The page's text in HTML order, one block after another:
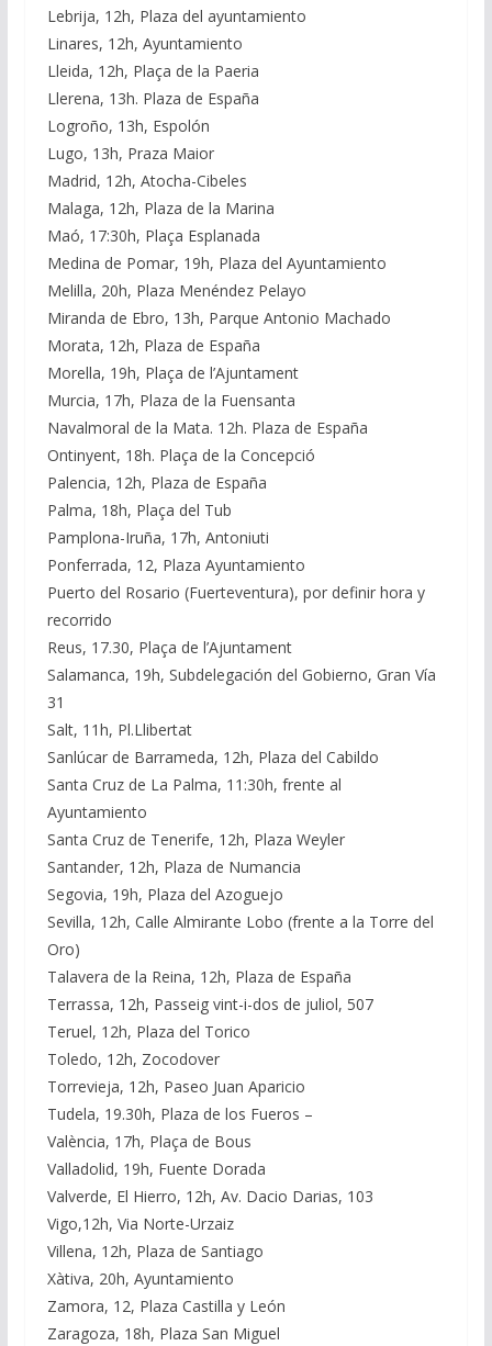
Lebrija, 12h, Plaza del ayuntamiento
Linares, 12h, Ayuntamiento
Lleida, 12h, Plaça de la Paeria
Llerena, 13h. Plaza de España
Logroño, 13h, Espolón
Lugo, 13h, Praza Maior
Madrid, 12h, Atocha-Cibeles
Malaga, 12h, Plaza de la Marina
Maó, 17:30h, Plaça Esplanada
Medina de Pomar, 19h, Plaza del Ayuntamiento
Melilla, 20h, Plaza Menéndez Pelayo
Miranda de Ebro, 13h, Parque Antonio Machado
Morata, 12h, Plaza de España
Morella, 19h, Plaça de l’Ajuntament
Murcia, 17h, Plaza de la Fuensanta
Navalmoral de la Mata. 12h. Plaza de España
Ontinyent, 18h. Plaça de la Concepció
Palencia, 12h, Plaza de España
Palma, 18h, Plaça del Tub
Pamplona-Iruña, 17h, Antoniuti
Ponferrada, 12, Plaza Ayuntamiento
Puerto del Rosario (Fuerteventura), por definir hora y
recorrido
Reus, 17.30, Plaça de l’Ajuntament
Salamanca, 19h, Subdelegación del Gobierno, Gran Vía
31
Salt, 11h, Pl.Llibertat
Sanlúcar de Barrameda, 12h, Plaza del Cabildo
Santa Cruz de La Palma, 11:30h, frente al
Ayuntamiento
Santa Cruz de Tenerife, 12h, Plaza Weyler
Santander, 12h, Plaza de Numancia
Segovia, 19h, Plaza del Azoguejo
Sevilla, 12h, Calle Almirante Lobo (frente a la Torre del
Oro)
Talavera de la Reina, 12h, Plaza de España
Terrassa, 12h, Passeig vint-i-dos de juliol, 507
Teruel, 12h, Plaza del Torico
Toledo, 12h, Zocodover
Torrevieja, 12h, Paseo Juan Aparicio
Tudela, 19.30h, Plaza de los Fueros –
València, 17h, Plaça de Bous
Valladolid, 19h, Fuente Dorada
Valverde, El Hierro, 12h, Av. Dacio Darias, 103
Vigo,12h, Via Norte-Urzaiz
Villena, 12h, Plaza de Santiago
Xàtiva, 20h, Ayuntamiento
Zamora, 12, Plaza Castilla y León
Zaragoza, 18h, Plaza San Miguel